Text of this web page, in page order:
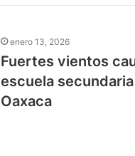
enero 13, 2026
Fuertes vientos
escuela
Oaxaca